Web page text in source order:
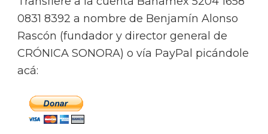
0831 8392 a nombre de Benjamín Alonso
Rascón (fundador y director general de
CRÓNICA SONORA) o vía PayPal picándole
acá: